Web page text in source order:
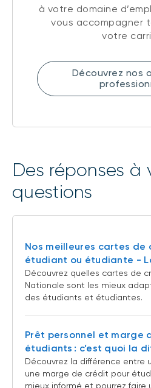
à votre domaine
vous accompagner
votre
Découvrez nos
Des réponses à
questions
Nos meilleures cartes de
étudiant ou étudiante -
Découvrez quelles cartes de
Nationale sont les mieux
des étudiants et étudiantes.
Prêt personnel et marge
étudiants : c’est quoi la
Découvrez la différence entre
une marge de crédit pour
mieux informé et pourrez faire